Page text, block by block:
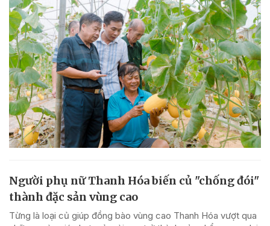
Người phụ nữ Thanh Hóa biến củ "chống đói"
thành đặc sản vùng cao
Từng là loại củ giúp đồng bào vùng cao Thanh Hóa vượt qua